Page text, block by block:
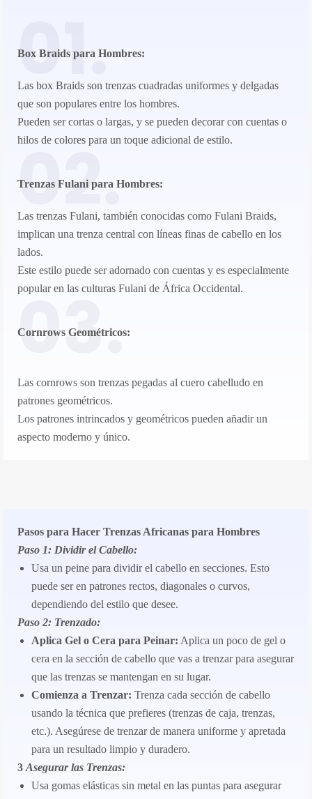
01.
Box Braids para Hombres:
Las box Braids son trenzas cuadradas uniformes y delgadas
que son populares entre los hombres.
Pueden ser cortas o largas, y se pueden decorar con cuentas o
hilos de colores para un toque adicional de estilo.
02.
Trenzas Fulani para Hombres:
Las trenzas Fulani, también conocidas como Fulani Braids,
implican una trenza central con líneas finas de cabello en los
lados.
Este estilo puede ser adornado con cuentas y es especialmente
popular en las culturas Fulani de África Occidental.
03.
Cornrows Geométricos:
Las cornrows son trenzas pegadas al cuero cabelludo en
patrones geométricos.
Los patrones intrincados y geométricos pueden añadir un
aspecto moderno y único.
Pasos para Hacer Trenzas Africanas para Hombres
Paso 1: Dividir el Cabello:
Usa un peine para dividir el cabello en secciones. Esto
puede ser en patrones rectos, diagonales o curvos,
dependiendo del estilo que desee.
Paso 2: Trenzado:
Aplica Gel o Cera para Peinar: Aplica un poco de gel o
cera en la sección de cabello que vas a trenzar para asegurar
que las trenzas se mantengan en su lugar.
Comienza a Trenzar: Trenza cada sección de cabello
usando la técnica que prefieres (trenzas de caja, trenzas,
etc.). Asegúrese de trenzar de manera uniforme y apretada
para un resultado limpio y duradero.
3 Asegurar las Trenzas:
Usa gomas elásticas sin metal en las puntas para asegurar